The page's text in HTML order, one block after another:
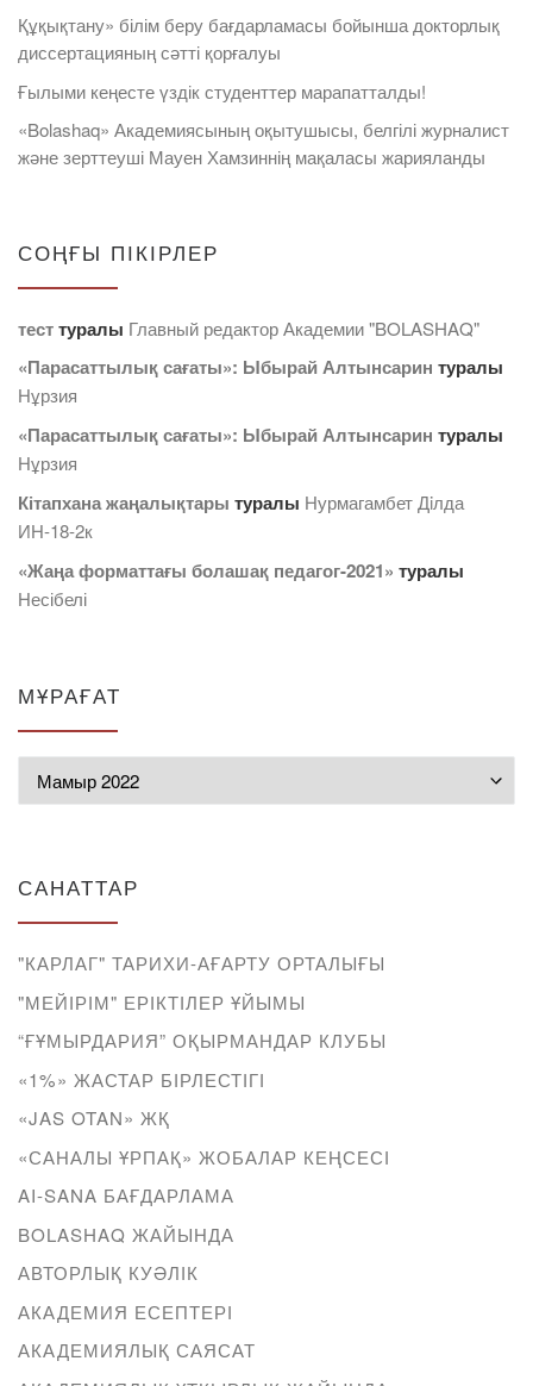
Құқықтану» білім беру бағдарламасы бойынша докторлық
диссертацияның сәтті қорғалуы
Ғылыми кеңесте үздік студенттер марапатталды!
«Bolashaq» Академиясының оқытушысы, белгілі журналист
және зерттеуші Мауен Хамзиннің мақаласы жарияланды
СОҢҒЫ ПІКІРЛЕР
тесттуралы Главный редактор Академии "BOLASHAQ"
«Парасаттылық сағаты»: Ыбырай Алтынсарин туралы
Нұрзия
«Парасаттылық сағаты»: Ыбырай Алтынсарин туралы
Нұрзия
Кітапхана жаңалықтары туралы Нурмагамбет Дiлда
ИН-18-2к
«Жаңа форматтағы болашақ педагог-2021» туралы
Несібелі
МҰРАҒАТ
САНАТТАР
"КАРЛАГ" ТАРИХИ-АҒАРТУ ОРТАЛЫҒЫ
"МЕЙІРІМ" ЕРІКТІЛЕР ҰЙЫМЫ
“ҒҰМЫРДАРИЯ” ОҚЫРМАНДАР КЛУБЫ
«1%» ЖАСТАР БІРЛЕСТІГІ
«JAS OTAN» ЖҚ
«САНАЛЫ ҰРПАҚ» ЖОБАЛАР КЕҢСЕСІ
AI-SANA БАҒДАРЛАМА
BOLASHAQ ЖАЙЫНДА
АВТОРЛЫҚ КУӘЛІК
АКАДЕМИЯ ЕСЕПТЕРІ
АКАДЕМИЯЛЫҚ САЯСАТ